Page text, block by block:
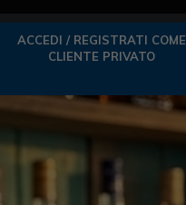
ACCEDI / REGISTRATI COME
CLIENTE PRIVATO